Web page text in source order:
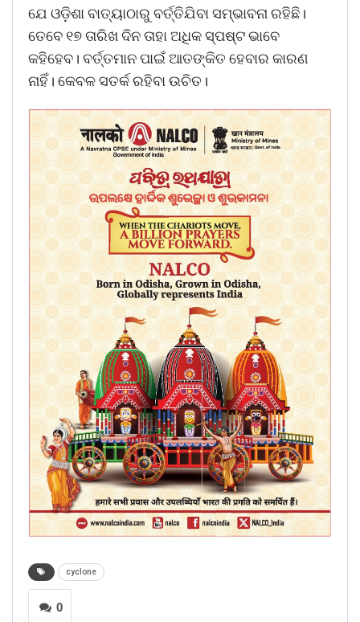
ଯେ ଓଡ଼ିଶା ବାତ୍ୟାଠାରୁ ବର୍ତ୍ତିଯିବା ସମ୍ଭାବନା ରହିଛି।
ତେବେ ୧୭ ତାରିଖ ଦିନ ତାହା ଅଧିକ ସ୍ପଷ୍ଟ ଭାବେ
କହିହେବ। ବର୍ତ୍ତମାନ ପାଇଁ ଆତଙ୍କିତ ହେବାର କାରଣ
ନାହିଁ। କେବଳ ସତର୍କ ରହିବା ଉଚିତ।
cyclone
0